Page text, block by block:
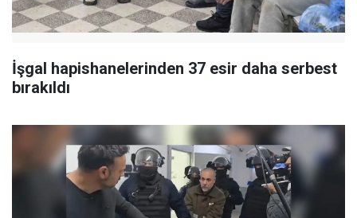
İşgal hapishanelerinden 37 esir daha serbest
bırakıldı